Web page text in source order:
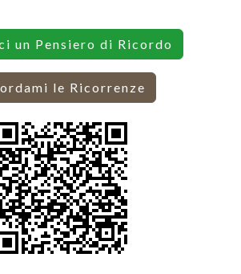
un Pensiero di Ricordo
le Ricorrenze